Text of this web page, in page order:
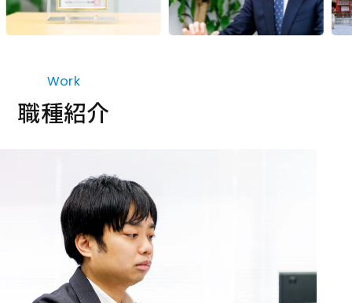
Work
職種紹介